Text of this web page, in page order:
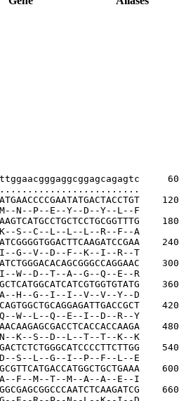
     60
    120
E--Y--D--Y--L--F
    180
S--C--L--L--L--R--F--A
    240
G--V--D--F--K--I--R--T
    300
D--T--A--G--Q--E--R
    360
H--G--I--I--V--V--Y--D
    420
W--L--Q--E--I--D--R--Y
    480
K--S--D--L--T--T--K--K
    540
S--L--G--I--P--F--L--E
    600
F--M--T--M--A--A--E--I
    660